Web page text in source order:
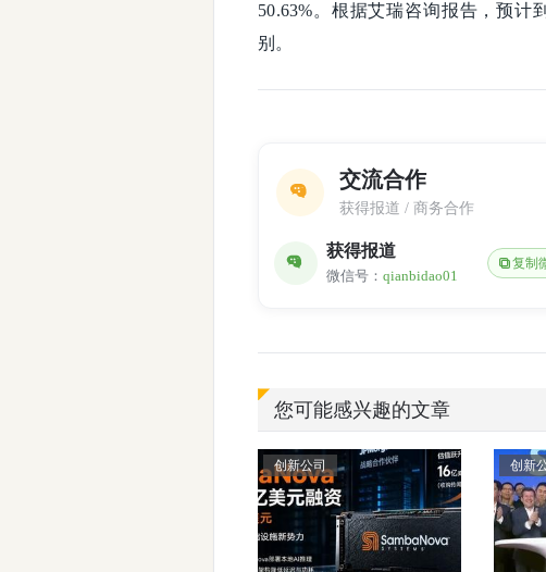
50.63%。根据艾瑞咨询报告，预计
别。
交流合作
获得报道 / 商务合作
获得报道
微信号：qianbidao01
复制
您可能感兴趣的文章
创新公司 创新